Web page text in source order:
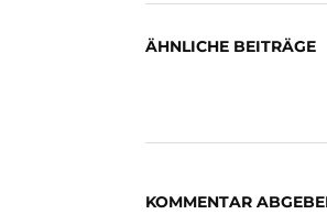
ÄHNLICHE BEITRÄGE
KOMMENTAR